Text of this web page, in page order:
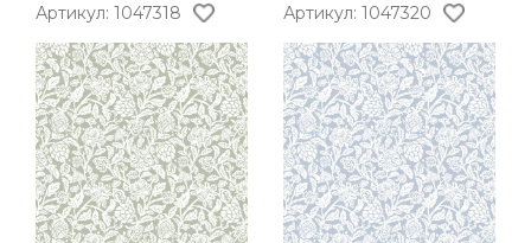
Артикул: 1047318 Артикул: 1047320